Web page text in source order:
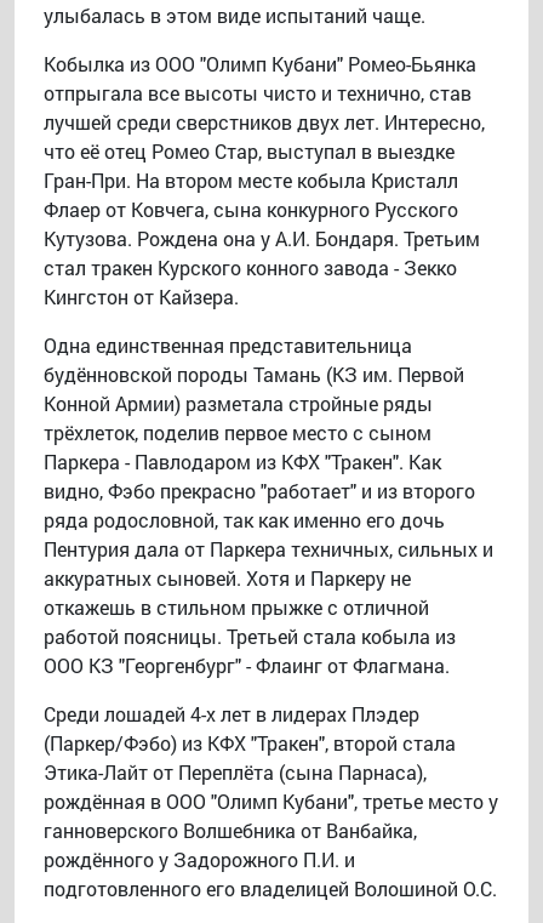
улыбалась в этом виде испытаний чаще.
Кобылка из ООО "Олимп Кубани" Ромео-Бьянка
отпрыгала все высоты чисто и технично, став
лучшей среди сверстников двух лет. Интересно,
что её отец Ромео Стар, выступал в выездке
Гран-При. На втором месте кобыла Кристалл
Флаер от Ковчега, сына конкурного Русского
Кутузова. Рождена она у А.И. Бондаря. Третьим
стал тракен Курского конного завода - Зекко
Кингстон от Кайзера.
Одна единственная представительница
будённовской породы Тамань (КЗ им. Первой
Конной Армии) разметала стройные ряды
трёхлеток, поделив первое место с сыном
Паркера - Павлодаром из КФХ "Тракен". Как
видно, Фэбо прекрасно "работает" и из второго
ряда родословной, так как именно его дочь
Пентурия дала от Паркера техничных, сильных и
аккуратных сыновей. Хотя и Паркеру не
откажешь в стильном прыжке с отличной
работой поясницы. Третьей стала кобыла из
ООО КЗ "Георгенбург" - Флаинг от Флагмана.
Среди лошадей 4-х лет в лидерах Плэдер
(Паркер/Фэбо) из КФХ "Тракен", второй стала
Этика-Лайт от Переплёта (сына Парнаса),
рождённая в ООО "Олимп Кубани", третье место у
ганноверского Волшебника от Ванбайка,
рождённого у Задорожного П.И. и
подготовленного его владелицей Волошиной О.С.